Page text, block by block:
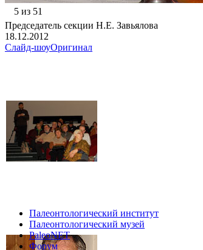
5 из 51
Председатель секции Н.Е. Завьялова
18.12.2012
Слайд-шоуОригинал
Палеонтологический институт
Палеонтологический музей
PaleoNET
Форум